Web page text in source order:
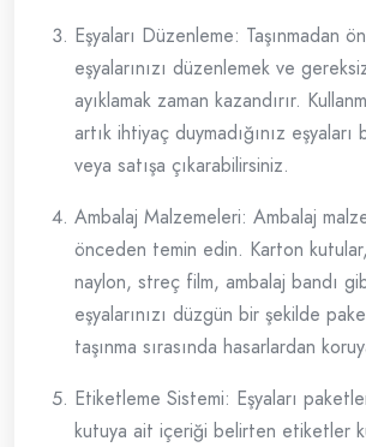
Eşyaları Düzenleme: Taşınmadan
eşyalarınızı düzenlemek ve
ayıklamak zaman kazandırır.
artık ihtiyaç duymadığınız eşyaları
veya satışa çıkarabilirsiniz.
Ambalaj Malzemeleri: Ambalaj
önceden temin edin. Karton
naylon, streç film, ambalaj bandı
eşyalarınızı düzgün bir şekilde
taşınma sırasında hasarlardan
Etiketleme Sistemi: Eşyaları
kutuya ait içeriği belirten etiketler